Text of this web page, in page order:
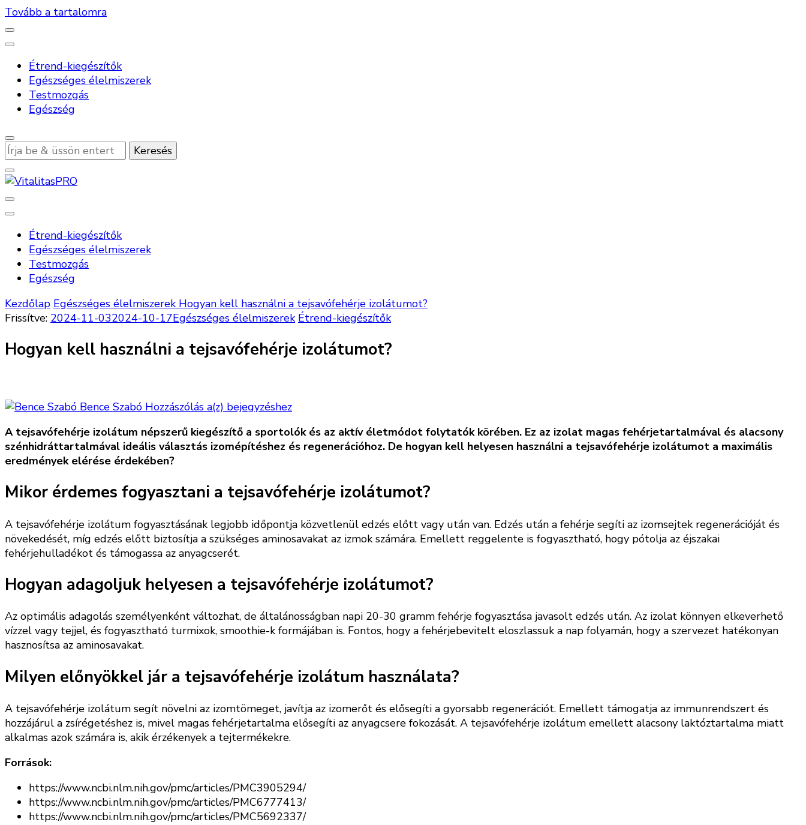
Tovább a tartalomra
Étrend-kiegészítők
Egészséges élelmiszerek
Testmozgás
Egészség
Keres
valamit?
VitalitasPRO
Étrend-kiegészítők
Egészséges élelmiszerek
Testmozgás
Egészség
Kezdőlap Egészséges élelmiszerek Hogyan kell használni a tejsavófehérje izolátumot?
Frissítve: 2024-11-032024-10-17Egészséges élelmiszerek Étrend-kiegészítők
Hogyan kell használni a tejsavófehérje izolátumot?
Bence Szabó Hozzászólás a(z) Hogyan
használni
a
bejegyzéshez
A tejsavófehérje izolátum népszerű kiegészítő a sportolók és az aktív életmódot folytatók körében. Ez az izolat magas fehérjetartalmával és alacsony
szénhidráttartalmával ideális választás izomépítéshez és regenerációhoz. De hogyan kell helyesen használni a tejsavófehérje izolátumot a maximális
eredmények elérése érdekében?
Mikor érdemes fogyasztani a tejsavófehérje izolátumot?
A tejsavófehérje izolátum fogyasztásának legjobb időpontja közvetlenül edzés előtt vagy után van. Edzés után a fehérje segíti az izomsejtek regenerációját és
növekedését, míg edzés előtt biztosítja a szükséges aminosavakat az izmok számára. Emellett reggelente is fogyasztható, hogy pótolja az éjszakai
fehérjehulladékot és támogassa az anyagcserét.
Hogyan adagoljuk helyesen a tejsavófehérje izolátumot?
Az optimális adagolás személyenként változhat, de általánosságban napi 20-30 gramm fehérje fogyasztása javasolt edzés után. Az izolat könnyen elkeverhető
vízzel vagy tejjel, és fogyasztható turmixok, smoothie-k formájában is. Fontos, hogy a fehérjebevitelt eloszlassuk a nap folyamán, hogy a szervezet hatékonyan
hasznosítsa az aminosavakat.
Milyen előnyökkel jár a tejsavófehérje izolátum használata?
A tejsavófehérje izolátum segít növelni az izomtömeget, javítja az izomerőt és elősegíti a gyorsabb regenerációt. Emellett támogatja az immunrendszert és
hozzájárul a zsírégetéshez is, mivel magas fehérjetartalma elősegíti az anyagcsere fokozását. A tejsavófehérje izolátum emellett alacsony laktóztartalma miatt
alkalmas azok számára is, akik érzékenyek a tejtermékekre.
Források:
https://www.ncbi.nlm.nih.gov/pmc/articles/PMC3905294/
https://www.ncbi.nlm.nih.gov/pmc/articles/PMC6777413/
https://www.ncbi.nlm.nih.gov/pmc/articles/PMC5692337/